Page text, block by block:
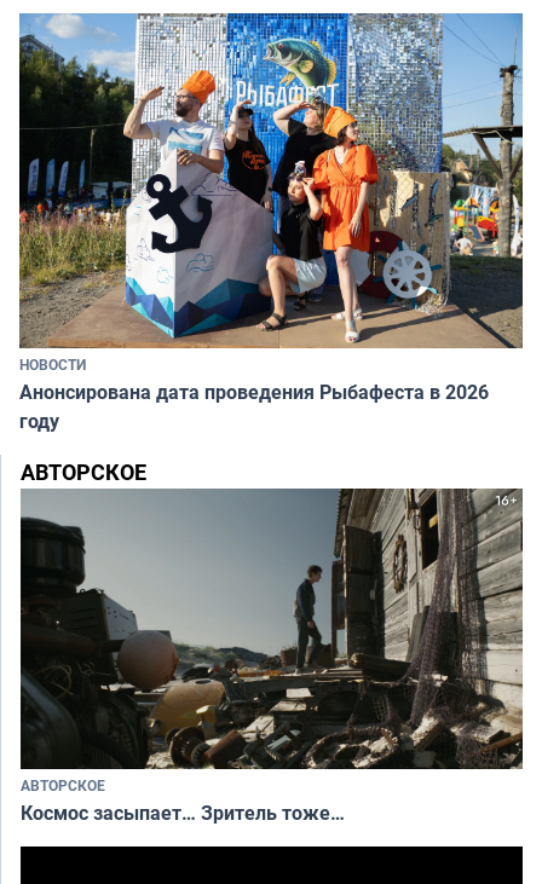
НОВОСТИ
Анонсирована дата проведения Рыбафеста в 2026
году
АВТОРСКОЕ
АВТОРСКОЕ
Космос засыпает… Зритель тоже…